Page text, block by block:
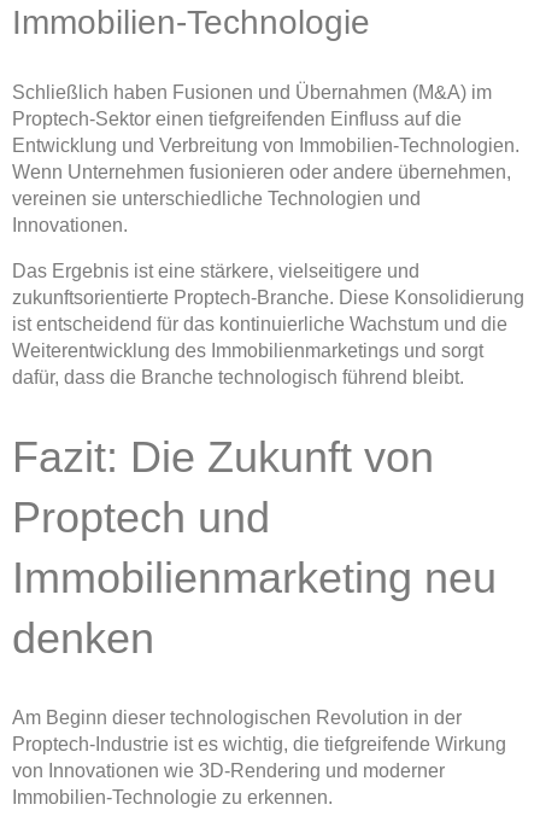
Immobilien-Technologie
Schließlich haben Fusionen und Übernahmen (M&A) im
Proptech-Sektor einen tiefgreifenden Einfluss auf die
Entwicklung und Verbreitung von Immobilien-Technologien.
Wenn Unternehmen fusionieren oder andere übernehmen,
vereinen sie unterschiedliche Technologien und
Innovationen.
Das Ergebnis ist eine stärkere, vielseitigere und
zukunftsorientierte Proptech-Branche. Diese Konsolidierung
ist entscheidend für das kontinuierliche Wachstum und die
Weiterentwicklung des Immobilienmarketings und sorgt
dafür, dass die Branche technologisch führend bleibt.
Fazit: Die Zukunft von
Proptech und
Immobilienmarketing neu
denken
Am Beginn dieser technologischen Revolution in der
Proptech-Industrie ist es wichtig, die tiefgreifende Wirkung
von Innovationen wie 3D-Rendering und moderner
Immobilien-Technologie zu erkennen.